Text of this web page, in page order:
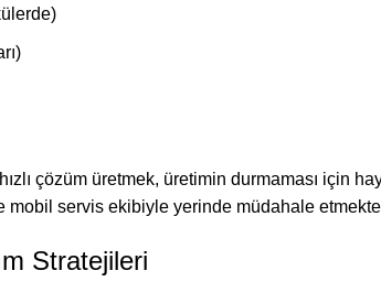
çözüm üretmek, üretimin durmaması için
mobil servis ekibiyle yerinde müdahale
Stratejileri